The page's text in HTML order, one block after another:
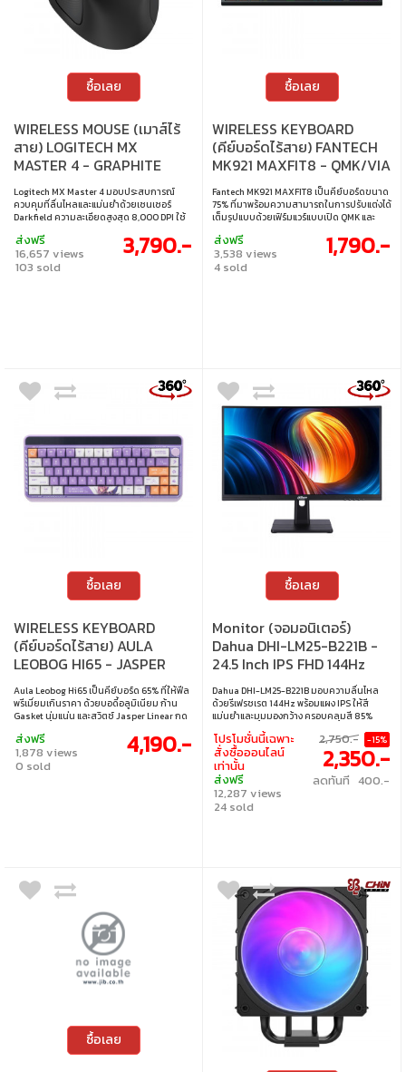
ซื้อเลย
WIRELESS MOUSE (เมาส์ไร้
สาย) LOGITECH MX
MASTER 4 - GRAPHITE
Logitech MX Master 4 มอบประสบการณ์
ควบคุมที่ลื่นไหลและแม่นยำด้วยเซนเซอร์
Darkfield ความละเอียดสูงสุด 8,000 DPI ใช้
ผ่าน Logi Options+ พร้อมระบบตอบสนอง
สัมผัส (Haptic) ที่รองรับปลั๊กอิน Adobe และ
Zoom แบตเตอรี่ใช้งานได้ยาวนาน 70 วัน เชื่อม
ส่งฟรี
16,657 views
103 sold
3,790.-
ซื้อเลย
WIRELESS KEYBOARD
(คีย์บอร์ดไร้สาย) FANTECH
MK921 MAXFIT8 - QMK/VIA
BROWN SWITCH RGB
EN/TH BLACK
Fantech MK921 MAXFIT8 เป็นคีย์บอร์ดขนาด
75% ที่มาพร้อมความสามารถในการปรับแต่งได้
เต็มรูปแบบด้วยเฟิร์มแวร์แบบเปิด QMK และ
มีสาย, บลูทูธ และ 2.4 GHz ให้ความยืดหยุ่นสูง
ในการใช้งานกับอุปกรณ์หลากหลาย มาพร้อม
โครงสร้างแบบ Gasket Mount ให้สัมผัสการ
ส่งฟรี
3,538 views
4 sold
1,790.-
ซื้อเลย
WIRELESS KEYBOARD
(คีย์บอร์ดไร้สาย) AULA
LEOBOG HI65 - JASPER
SWITCH RGB EN PURPLE
Aula Leobog Hi65 เป็นคีย์บอร์ด 65% ที่ให้ฟีล
พรีเมี่ยมเกินราคา ด้วยบอดี้อลูมิเนียม ก้าน
Gasket นุ่มแน่น และสวิตช์ Jasper Linear กด
อิสระ มีไฟ RGB แบบ Pickup ที่ซิงก์กับเสียง
เพลงพร้อมโหมดแสงกว่า 20 แบบ แถมมีปุ่ม
หมุนสลับโหมด Office / Game ให้ทันที ใช้งาน
สวิตช์ : เปลี่ยนสวิตช์ได้
ส่งฟรี
1,878 views
0 sold
4,190.-
ซื้อเลย
Monitor (จอมอนิเตอร์)
Dahua DHI-LM25-B221B -
24.5 Inch IPS FHD 144Hz
Dahua DHI-LM25-B221B มอบความลื่นไหล
ด้วยรีเฟรชเรต 144Hz พร้อมแผง IPS ให้สี
แม่นยำและมุมมองกว้าง ครอบคลุมสี 85%
NTSC ตอบโจทย์งานดีไซน์ มีค่าตอบสนอง 1ms
ลดภาพเบลอและเงาตามตา และมาพร้อม
เทคโนโลยีลดแสงสีฟ้าเพื่อความสบายตา
ระหว่างใช้งานยาวนาน • ขนาดจอ : 24.5 นิ้ว •
ประเภทจอ : IPS • ความละเอียด : 1920 x 1080 •
รีเฟรชเรท : 144Hz • การตอบสนอง : 1ms • การ
รองรับสี : 16.7 ล้านสี • การเชื่อมต่อ : 1 x HDMI, 1
โปรโมชั่นนี้เฉพาะ
สั่งซื้อออนไลน์
เท่านั้น
ส่งฟรี
12,287 views
24 sold
2,750.- -15%
2,350.-
ลดทันที 400.-
ซื้อเลย